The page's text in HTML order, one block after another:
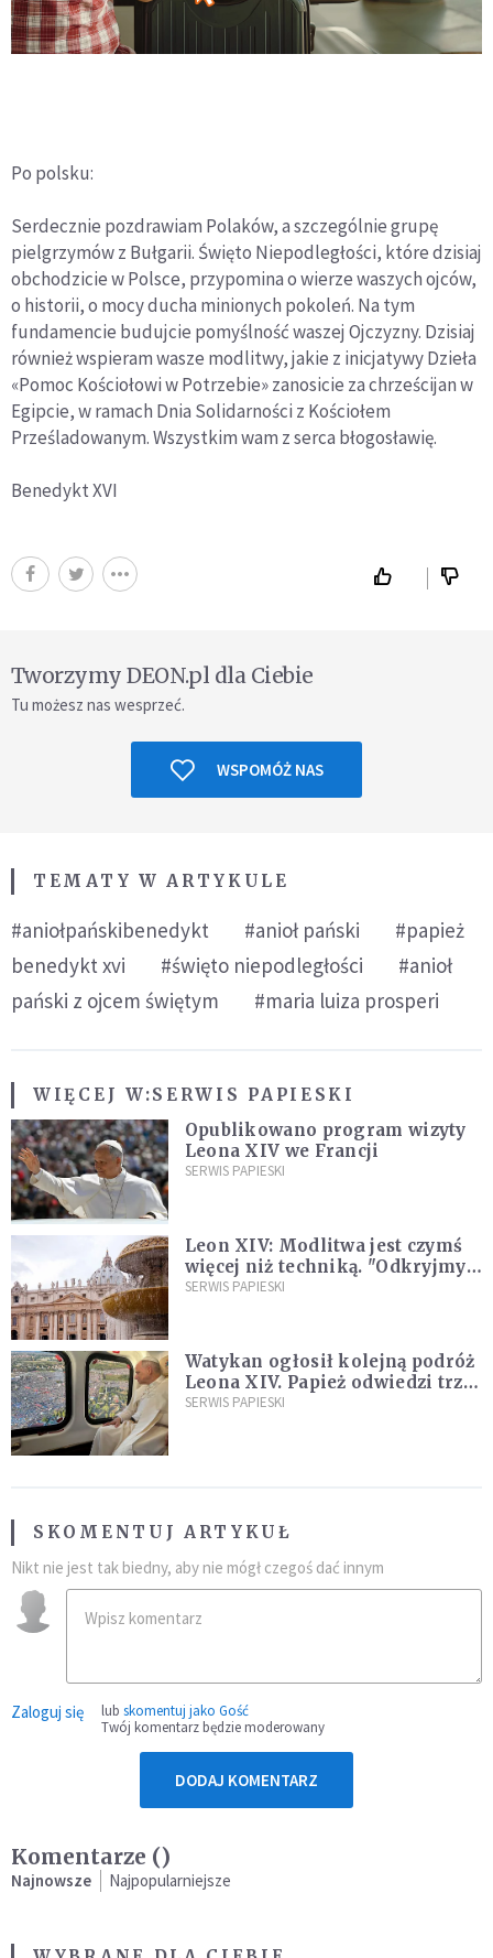
Po polsku:
Serdecznie pozdrawiam Polaków, a szczególnie grupę
pielgrzymów z Bułgarii. Święto Niepodległości, które dzisiaj
obchodzicie w Polsce, przypomina o wierze waszych ojców,
o historii, o mocy ducha minionych pokoleń. Na tym
fundamencie budujcie pomyślność waszej Ojczyzny. Dzisiaj
również wspieram wasze modlitwy, jakie z inicjatywy Dzieła
«Pomoc Kościołowi w Potrzebie» zanosicie za chrześcijan w
Egipcie, w ramach Dnia Solidarności z Kościołem
Prześladowanym. Wszystkim wam z serca błogosławię.
Benedykt XVI
Tworzymy DEON.pl dla Ciebie
Tu możesz nas wesprzeć.
WSPOMÓŻ NAS
TEMATY W ARTYKULE
#aniołpańskibenedykt #anioł pański
#papież
benedykt xvi
#święto niepodległości
#anioł
pański z ojcem świętym
#maria luiza prosperi
WIĘCEJ W:SERWIS PAPIESKI
Opublikowano program wizyty
Leona XIV we Francji
SERWIS PAPIESKI
Leon XIV: Modlitwa jest czymś
więcej niż techniką. "Odkryjmy
ją na nowo"
SERWIS PAPIESKI
Watykan ogłosił kolejną podróż
Leona XIV. Papież odwiedzi trzy
kraje Ameryki Południowej
SERWIS PAPIESKI
SKOMENTUJ ARTYKUŁ
Nikt nie jest tak biedny, aby nie mógł czegoś dać innym
Zaloguj się lub skomentuj jako Gość
Twój komentarz będzie moderowany
DODAJ KOMENTARZ
Komentarze ()
Najnowsze Najpopularniejsze